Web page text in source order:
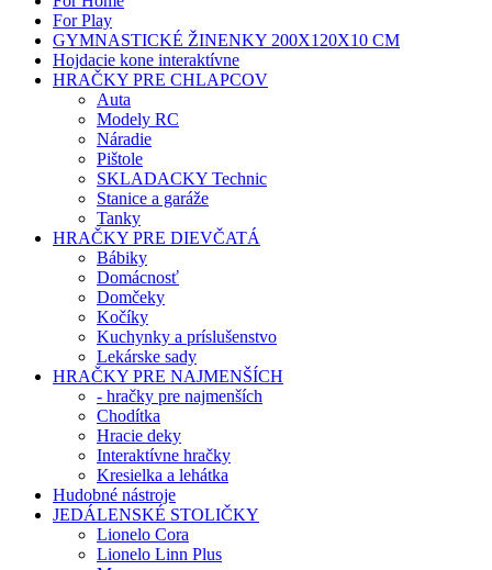
For Play
GYMNASTICKÉ ŽINENKY 200X120X10 CM
Hojdacie kone interaktívne
HRAČKY PRE CHLAPCOV
Auta
Modely RC
Náradie
Pištole
SKLADACKY Technic
Stanice a garáže
Tanky
HRAČKY PRE DIEVČATÁ
Bábiky
Domácnosť
Domčeky
Kočíky
Kuchynky a príslušenstvo
Lekárske sady
HRAČKY PRE NAJMENŠÍCH
- hračky pre najmenších
Chodítka
Hracie deky
Interaktívne hračky
Kresielka a lehátka
Hudobné nástroje
JEDÁLENSKÉ STOLIČKY
Lionelo Cora
Lionelo Linn Plus